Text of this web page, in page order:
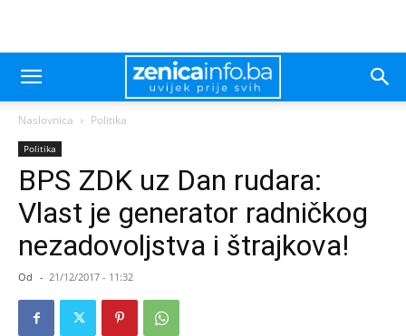
Naslovnica Politika
Politika
BPS ZDK uz Dan rudara:
Vlast je generator radničkog
nezadovoljstva i štrajkova!
Od - 21/12/2017 - 11:32